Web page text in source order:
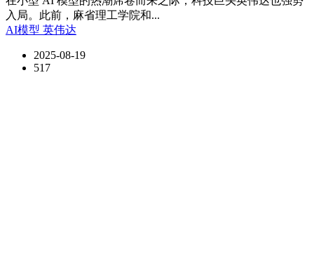
入局。此前，麻省理工学院和...
AI模型 英伟达
2025-08-19
517